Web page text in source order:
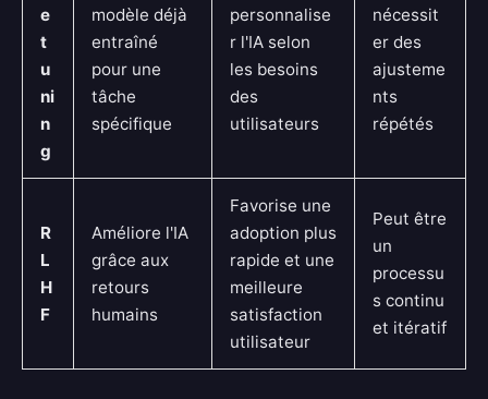
e
t
u
ni
n
g
modèle déjà
entraîné
pour une
tâche
spécifique
personnalise
r l'IA selon
les besoins
des
utilisateurs
nécessit
er des
ajusteme
nts
répétés
R
L
H
F
Améliore l'IA
grâce aux
retours
humains
Favorise une
adoption plus
rapide et une
meilleure
satisfaction
utilisateur
Peut être
un
processu
s continu
et itératif